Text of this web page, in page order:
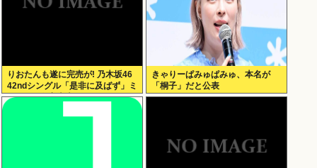
りおたんも遂に完売が! 乃木坂46
42ndシングル「是非に及ばず」ミ
ーグリ 8次完売表がこちら!
きゃりーぱみゅぱみゅ、本名が
「桐子」だと公表